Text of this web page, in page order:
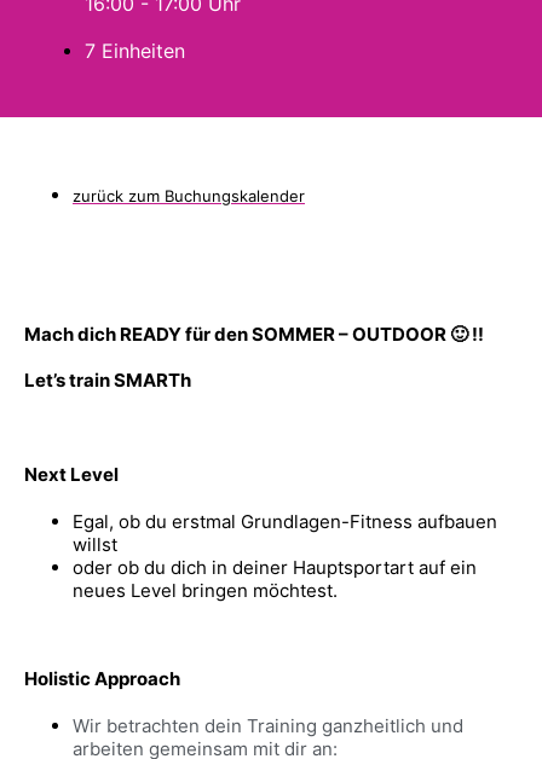
7 Einheiten
zurück zum Buchungskalender
Mach dich READY für den SOMMER – OUTDOOR 🙂 !!
Let’s train SMARTh
Next Level
Egal, ob du erstmal Grundlagen-Fitness aufbauen
willst
oder ob du dich in deiner Hauptsportart auf ein
neues Level bringen möchtest.​
Holistic Approach
Wir betrachten dein Training ganzheitlich und
arbeiten gemeinsam mit dir an: